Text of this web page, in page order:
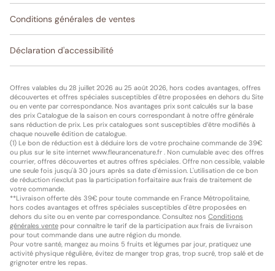
Conditions générales de ventes
Déclaration d'accessibilité
Offres valables du 28 juillet 2026 au 25 août 2026, hors codes avantages, offres
découvertes et offres spéciales susceptibles d'être proposées en dehors du Site
ou en vente par correspondance. Nos avantages prix sont calculés sur la base
des prix Catalogue de la saison en cours correspondant à notre offre générale
sans réduction de prix. Les prix catalogues sont susceptibles d’être modifiés à
chaque nouvelle édition de catalogue.
(1) Le bon de réduction est à déduire lors de votre prochaine commande de 39€
ou plus sur le site internet www.fleurancenature.fr . Non cumulable avec des offres
courrier, offres découvertes et autres offres spéciales. Offre non cessible, valable
une seule fois jusqu'à 30 jours après sa date d'émission. L'utilisation de ce bon
de réduction n'exclut pas la participation forfaitaire aux frais de traitement de
votre commande.
**Livraison offerte dès 39€ pour toute commande en France Métropolitaine,
hors codes avantages et offres spéciales susceptibles d'être proposées en
dehors du site ou en vente par correspondance. Consultez nos Conditions
générales vente pour connaître le tarif de la participation aux frais de livraison
pour tout commande dans une autre région du monde.
Pour votre santé, mangez au moins 5 fruits et légumes par jour, pratiquez une
activité physique régulière, évitez de manger trop gras, trop sucré, trop salé et de
grignoter entre les repas.